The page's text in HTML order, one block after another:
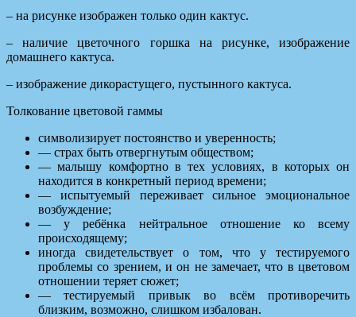
– на рисунке изображен только один кактус.
– наличие цветочного горшка на рисунке, изображение
домашнего кактуса.
– изображение дикорастущего, пустынного кактуса.
Толкование цветовой гаммы
символизирует постоянство и уверенность;
— страх быть отвергнутым обществом;
— малышу комфортно в тех условиях, в которых он
находится в конкретный период времени;
— испытуемый переживает сильное эмоциональное
возбуждение;
— у ребёнка нейтральное отношение ко всему
происходящему;
иногда свидетельствует о том, что у тестируемого
проблемы со зрением, и он не замечает, что в цветовом
отношении теряет сюжет;
— тестируемый привык во всём противоречить
близким, возможно, слишком избалован.